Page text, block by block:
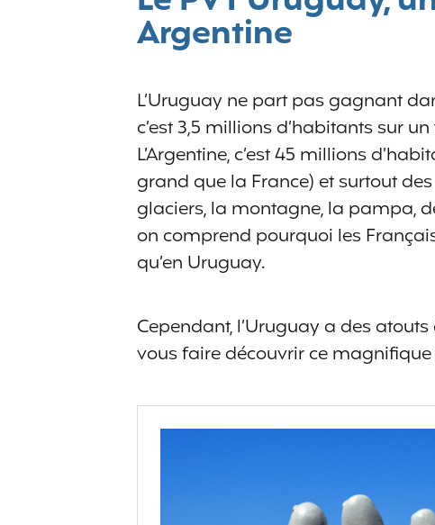
Argentine
L’Uruguay ne part pas gagnant
c’est 3,5 millions d’habitants sur
L’Argentine, c’est 45 millions
grand que la France) et surtout
glaciers, la montagne, la pampa,
on comprend pourquoi les
qu’en Uruguay.
Cependant, l’Uruguay a des
vous faire découvrir ce